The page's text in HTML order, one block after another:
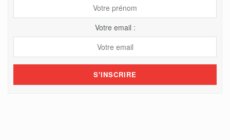
Votre email :